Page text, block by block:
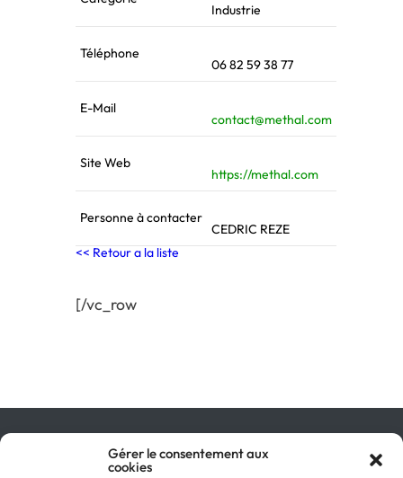
Gérer le consentement aux
cookies
Industrie
Téléphone
06 82 59 38 77
E-Mail
contact@methal.com
Site Web
https://methal.com
Personne à contacter
CEDRIC REZE
<< Retour a la liste
[/vc_row
Qu’est-ce que le GIR ?
Pourquoi adhérer ?